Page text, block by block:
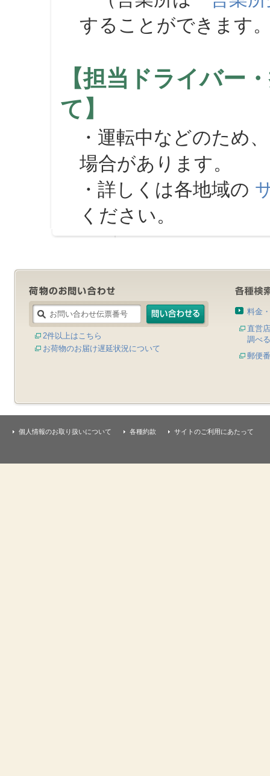
することができます
【担当ドライバー
て】
・運転中などのため
場合があります。
・詳しくは各地域の
ください。
2件以上はこちら
お荷物のお届け遅延状況について
料金
直営
調べる
郵便
個人情報のお取り扱いについて 各種約款 サイトのご利用にあたって